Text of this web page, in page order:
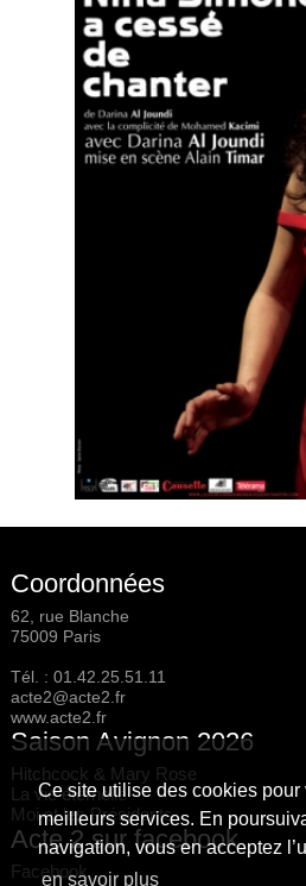
Ce site utilise des cookies pour
meilleurs services. En
navigation, vous en acceptez
en savoir plus
Coordonnées
62, rue Blanche
75009 Paris
Tél. : 01.42.25.51.11
acte2@acte2.fr
www.acte2.fr
Saison Avignon 2026
Hitchcock & Mary Rose
La vie éternelle
Moi et les Présidents
Acte 2 sur facebook
Facebook